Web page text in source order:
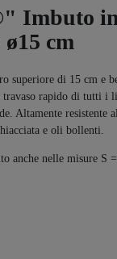
Imbuto
cm
superiore di 15 cm e
travaso rapido di tutti i
Altamente resistente
e oli bollenti.
anche nelle misure S